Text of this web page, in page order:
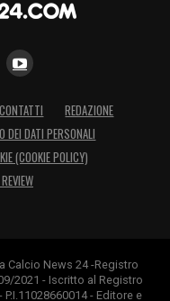
CONTATTI
REDAZIONE
DEI DATI PERSONALI
(COOKIE POLICY)
Calcio News 24 -Registro
2021 - Iscritto al Registro
- Editore e